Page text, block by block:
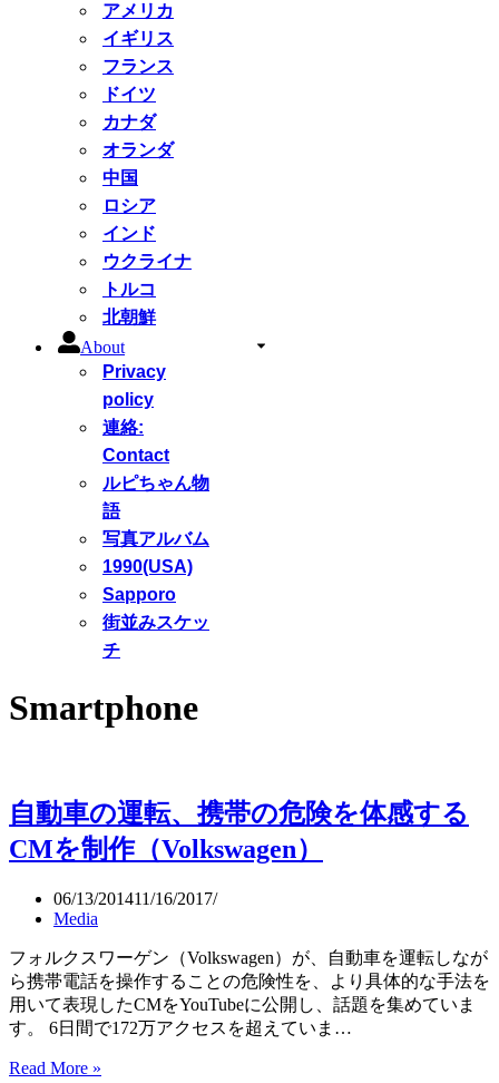
アメリカ
イギリス
フランス
ドイツ
カナダ
オランダ
中国
ロシア
インド
ウクライナ
トルコ
北朝鮮
About
Privacy
policy
連絡:
Contact
ルピちゃん物
語
写真アルバム
1990(USA)
Sapporo
街並みスケッ
チ
Smartphone
自動車の運転、携帯の危険を体感する
CMを制作（Volkswagen）
06/13/201411/16/2017
Media
フォルクスワーゲン（Volkswagen）が、自動車を運転しなが
ら携帯電話を操作することの危険性を、より具体的な手法を
用いて表現したCMをYouTubeに公開し、話題を集めていま
す。 6日間で172万アクセスを超えていま…
Read More »